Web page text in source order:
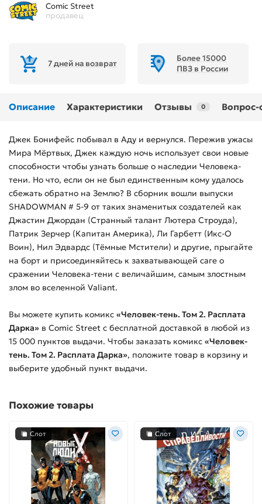
Comic Street
продавец
7 дней на возврат
Более 15000
ПВЗ в России
Описание Характеристики Отзывы 0 Вопрос-
Джек Бонифейс побывал в Аду и вернулся. Пережив ужасы
Мира Мёртвых, Джек каждую ночь использует свои новые
способности чтобы узнать больше о наследии Человека-
тени. Но что, если он не был единственным кому удалось
сбежать обратно на Землю? В сборник вошли выпуски
SHADOWMAN # 5-9 от таких знаменитых создателей как
Джастин Джордан (Странный талант Лютера Строуда),
Патрик Зерчер (Капитан Америка), Ли Гарбетт (Икс-О
Воин), Нил Эдвардс (Тёмные Мстители) и другие, прыгайте
на борт и присоединяйтесь к захватывающей саге о
сражении Человека-тени с величайшим, самым злостным
злом во вселенной Valiant.
Вы можете купить комикс «Человек-тень. Том 2. Расплата
Дарка» в Comic Street с бесплатной доставкой в любой из
15 000 пунктов выдачи. Чтобы заказать комикс «Человек-
тень. Том 2. Расплата Дарка», положите товар в корзину и
выберите удобный пункт выдачи.
Похожие товары
Слот Слот